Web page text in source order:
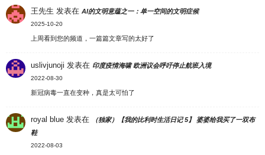
王先生 发表在AI的文明意蕴之一：单一空间的文明症候
2025-10-20
上周看到您的频道，一篇篇文章写的太好了
uslivjunoji 发表在 印度疫情海啸 欧洲议会呼吁停止航班入境
2022-08-30
新冠病毒一直在变种，真是太可怕了
royal blue 发表在
（独家）【我的比利时生活日记 5】 婆婆给我买了一双布
鞋
2022-08-03